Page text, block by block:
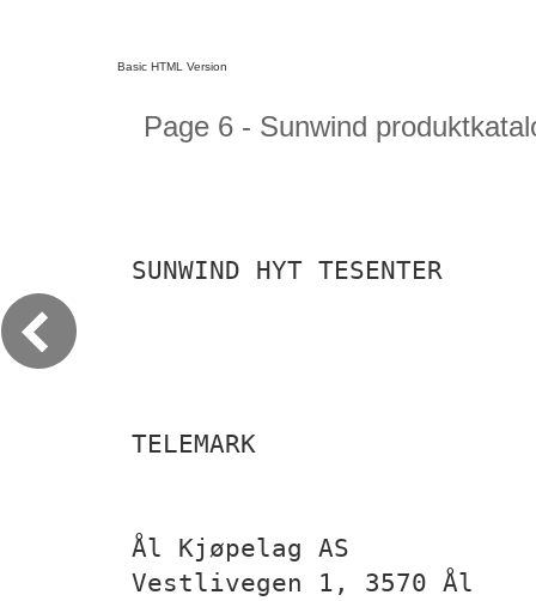
Basic HTML Version
Page 6 - Sunwind
SUNWIND HYT TESENTER
TELEMARK
Ål Kjøpelag AS
Vestlivegen 1, 3570 Ål